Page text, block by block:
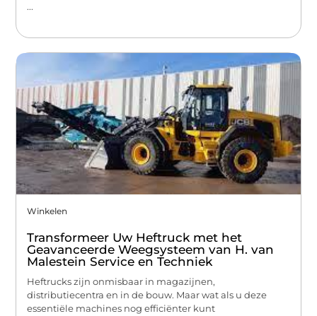
...
Winkelen
Transformeer Uw Heftruck met het
Geavanceerde Weegsysteem van H. van
Malestein Service en Techniek
Heftrucks zijn onmisbaar in magazijnen,
distributiecentra en in de bouw. Maar wat als u deze
essentiële machines nog efficiënter kunt